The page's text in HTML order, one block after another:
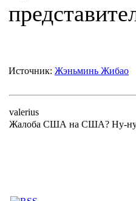
Источник: Жэньминь Жибао
valerius
Жалоба США на США? Ну-